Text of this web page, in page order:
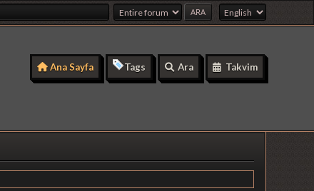
Ana Sayfa Tags Ara Takvim